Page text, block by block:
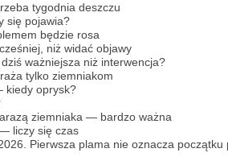
tygodnia deszczu
się pojawia?
będzie rosa
niż widać objawy
ważniejsza niż interwencja?
tylko ziemniakom
kiedy oprysk?
ziemniaka — bardzo ważna
liczy się czas
Pierwsza plama nie oznacza początku